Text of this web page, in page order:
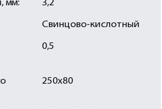
мм: 3,2
Свинцово-кислотный
0,5
250х80